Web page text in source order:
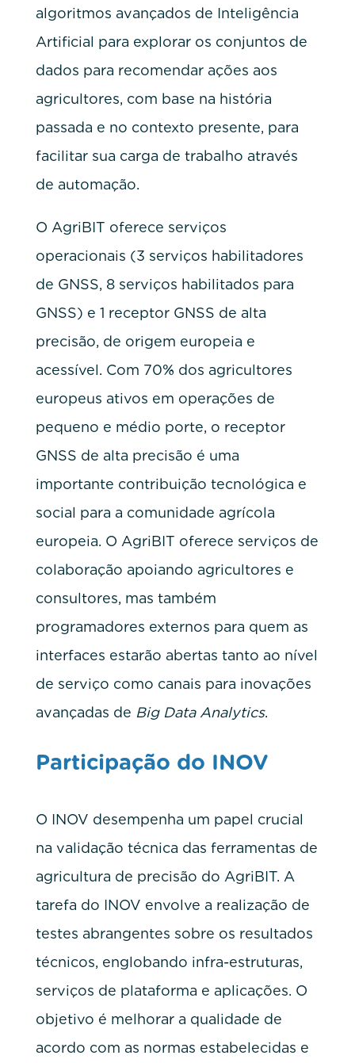
algoritmos avançados de Inteligência
Artificial para explorar os conjuntos de
dados para recomendar ações aos
agricultores, com base na história
passada e no contexto presente, para
facilitar sua carga de trabalho através
de automação.
O AgriBIT oferece serviços
operacionais (3 serviços habilitadores
de GNSS, 8 serviços habilitados para
GNSS) e 1 receptor GNSS de alta
precisão, de origem europeia e
acessível. Com 70% dos agricultores
europeus ativos em operações de
pequeno e médio porte, o receptor
GNSS de alta precisão é uma
importante contribuição tecnológica e
social para a comunidade agrícola
europeia. O AgriBIT oferece serviços de
colaboração apoiando agricultores e
consultores, mas também
programadores externos para quem as
interfaces estarão abertas tanto ao nível
de serviço como canais para inovações
avançadas de Big Data Analytics.
Participação do INOV
O INOV desempenha um papel crucial
na validação técnica das ferramentas de
agricultura de precisão do AgriBIT. A
tarefa do INOV envolve a realização de
testes abrangentes sobre os resultados
técnicos, englobando infra-estruturas,
serviços de plataforma e aplicações. O
objetivo é melhorar a qualidade de
acordo com as normas estabelecidas e